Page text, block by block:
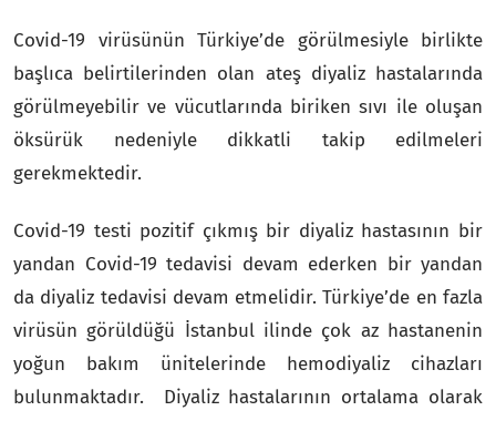
Covid-19 virüsünün Türkiye’de görülmesiyle birlikte
başlıca belirtilerinden olan ateş diyaliz hastalarında
görülmeyebilir ve vücutlarında biriken sıvı ile oluşan
öksürük nedeniyle dikkatli takip edilmeleri
gerekmektedir.
Covid-19 testi pozitif çıkmış bir diyaliz hastasının bir
yandan Covid-19 tedavisi devam ederken bir yandan
da diyaliz tedavisi devam etmelidir. Türkiye’de en fazla
virüsün görüldüğü İstanbul ilinde çok az hastanenin
yoğun bakım ünitelerinde hemodiyaliz cihazları
bulunmaktadır. Diyaliz hastalarının ortalama olarak